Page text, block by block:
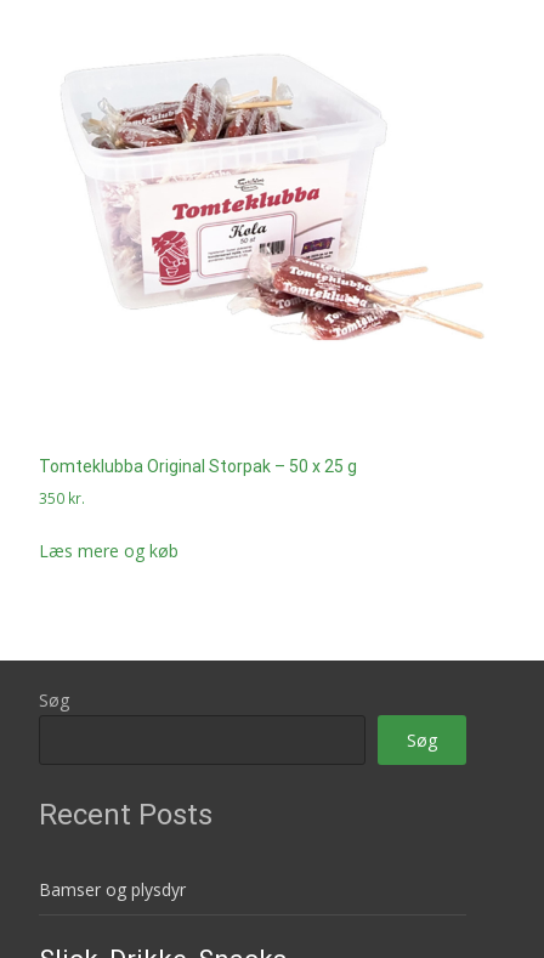
Tomteklubba Original Storpak – 50 x 25 g
350 kr.
Læs mere og køb
Søg
Søg
Recent Posts
Bamser og plysdyr